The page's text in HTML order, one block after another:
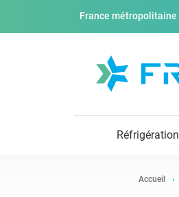
France métropolitaine
Réfrigération
Accueil